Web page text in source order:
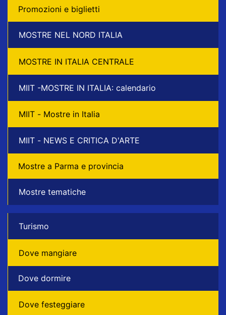
Promozioni e biglietti
MOSTRE NEL NORD ITALIA
MOSTRE IN ITALIA CENTRALE
MIIT -MOSTRE IN ITALIA: calendario
MIIT - Mostre in Italia
MIIT - NEWS E CRITICA D'ARTE
Mostre a Parma e provincia
Mostre tematiche
Turismo
Dove mangiare
Dove dormire
Dove festeggiare